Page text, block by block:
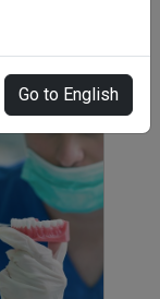
Go to English